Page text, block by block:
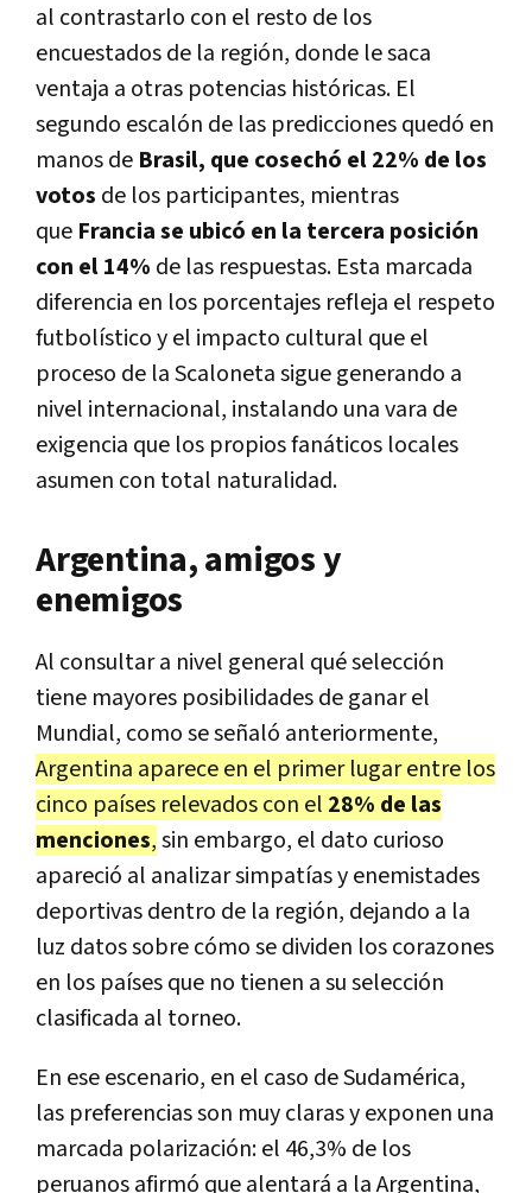
al contrastarlo con el resto de los
encuestados de la región, donde le saca
ventaja a otras potencias históricas. El
segundo escalón de las predicciones quedó en
manos de Brasil, que cosechó el 22% de los
votos de los participantes, mientras
que Francia se ubicó en la tercera posición
con el 14% de las respuestas. Esta marcada
diferencia en los porcentajes refleja el respeto
futbolístico y el impacto cultural que el
proceso de la Scaloneta sigue generando a
nivel internacional, instalando una vara de
exigencia que los propios fanáticos locales
asumen con total naturalidad.
Argentina, amigos y
enemigos
Al consultar a nivel general qué selección
tiene mayores posibilidades de ganar el
Mundial, como se señaló anteriormente,
Argentina aparece en el primer lugar entre los
cinco países relevados con el 28% de las
menciones,sin embargo, el dato curioso
apareció al analizar simpatías y enemistades
deportivas dentro de la región, dejando a la
luz datos sobre cómo se dividen los corazones
en los países que no tienen a su selección
clasificada al torneo.
En ese escenario, en el caso de Sudamérica,
las preferencias son muy claras y exponen una
marcada polarización: el 46,3% de los
peruanos afirmó que alentará a la Argentina,